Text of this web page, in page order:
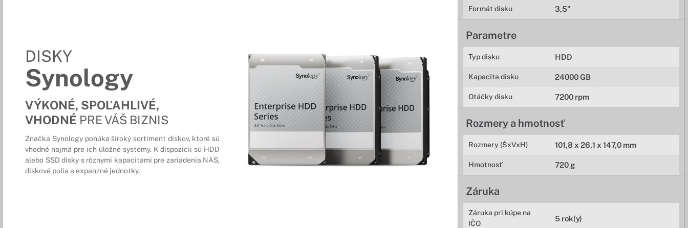
Formát disku 3,5"
Parametre
Typ disku HDD
Kapacita disku 24000 GB
Otáčky disku 7200 rpm
Rozmery a hmotnosť
Rozmery (ŠxVxH) 101,8 x 26,1 x 147,0 mm
Hmotnosť 720 g
Záruka
Záruka pri kúpe na
IČO
5 rok(y)
DISKY
Synology
VÝKONÉ, SPOĽAHLIVÉ,
VHODNÉ PRE VÁŠ BIZNIS
Značka Synology ponúka široký sortiment diskov, ktoré sú
vhodné najmä pre ich úložné systémy. K dispozícii sú HDD
alebo SSD disky s rôznymi kapacitami pre zariadenia NAS,
diskové polia a expanzné jednotky.